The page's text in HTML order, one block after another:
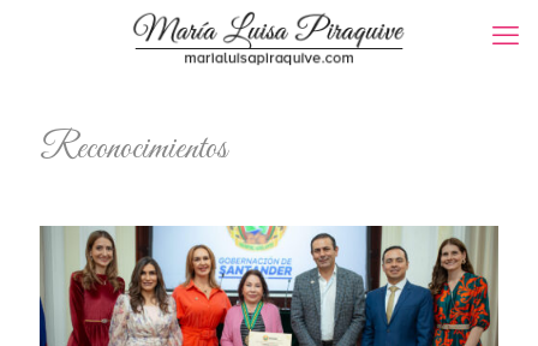
Reconocimientos